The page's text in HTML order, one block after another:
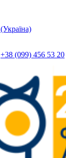
+38 (099) 456 53 20